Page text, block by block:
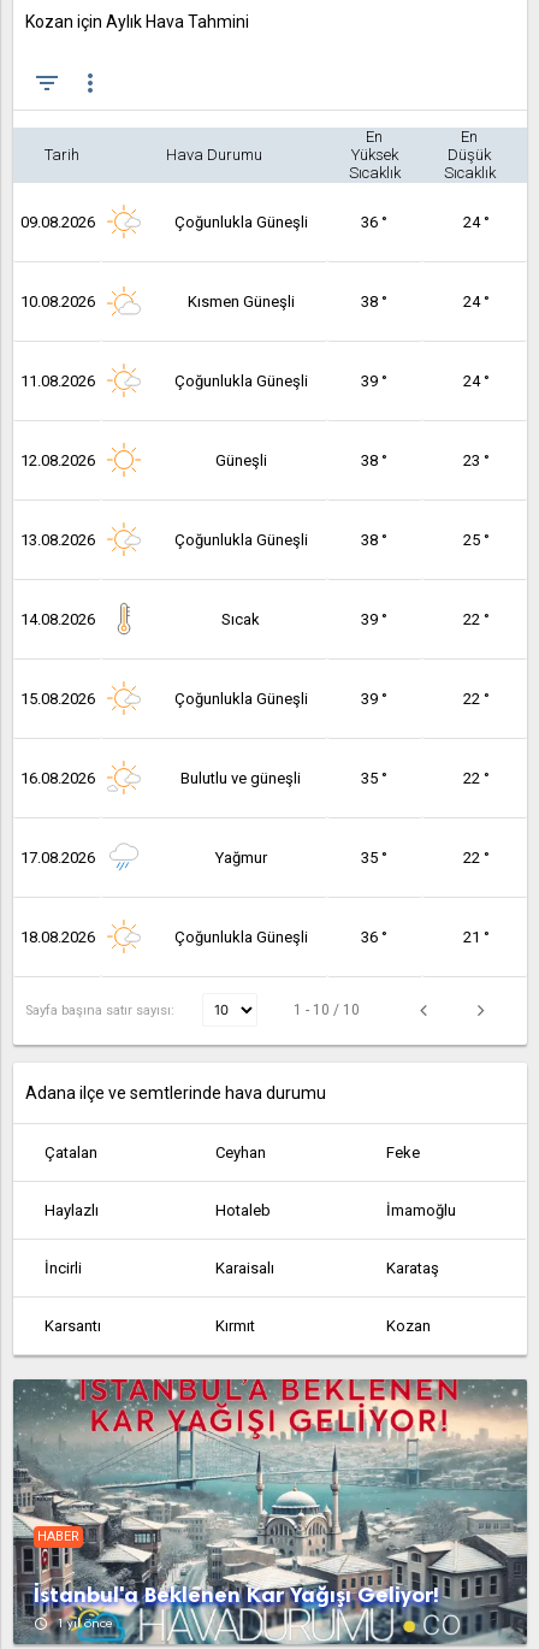
Kozan için Aylık Hava Tahmini
filter_list more_vert
Tarih Hava Durumu
En
Yüksek
Sıcaklık
En
Düşük
Sıcaklık
09.08.2026 Çoğunlukla Güneşli 36 ° 24 °
10.08.2026 Kısmen Güneşli 38 ° 24 °
11.08.2026 Çoğunlukla Güneşli 39 ° 24 °
12.08.2026 Güneşli 38 ° 23 °
13.08.2026 Çoğunlukla Güneşli 38 ° 25 °
14.08.2026 Sıcak 39 ° 22 °
15.08.2026 Çoğunlukla Güneşli 39 ° 22 °
16.08.2026 Bulutlu ve güneşli 35 ° 22 °
17.08.2026 Yağmur 35 ° 22 °
18.08.2026 Çoğunlukla Güneşli 36 ° 21 °
Sayfa başına satır sayısı: 1 - 10 / 10
Adana ilçe ve semtlerinde hava durumu
Çatalan Ceyhan Feke
Haylazlı Hotaleb İmamoğlu
İncirli Karaisalı Karataş
Karsantı Kırmıt Kozan
Kurtkulağı Mercimek Pozantı
Sağkaya Saimbeyli Seyhan
Tufanbeyli Yakapınar Yumurtalık
Çatalan Ceyhan Feke
Haylazlı Hotaleb İmamoğlu
HABER
İstanbul'a Beklenen Kar Yağışı Geliyor!
access_time 1 yıl önce